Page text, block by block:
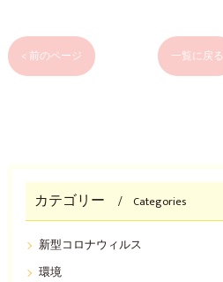
< 前のページ 一覧に戻る
カテゴリー Categories
新型コロナウィルス
環境